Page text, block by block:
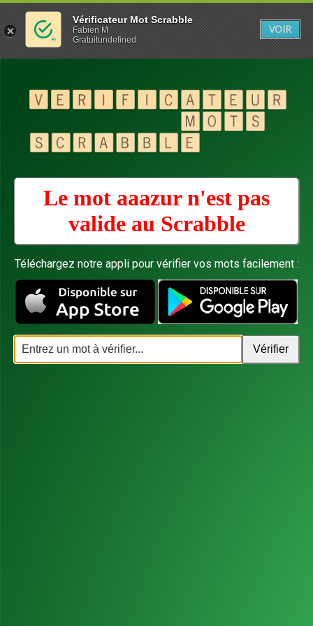
Le mot aaazur n'est pas
valide au Scrabble
Téléchargez notre appli pour vérifier vos mots facilement :
Vérificateur Mot Scrabble
Fabien M
Gratuitundefined
VOIR